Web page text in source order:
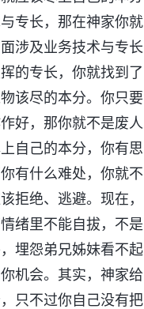
专长，那在神家你就
涉及业务技术与专
的专长，你就找到了
该尽的本分。你只
好，那你就不是废
自己的本分，你有
有什么难处，你就
拒绝、逃避。现在
绪里不能自拔，不
埋怨弟兄姊妹看不
机会。其实，神家
只不过你自己没有